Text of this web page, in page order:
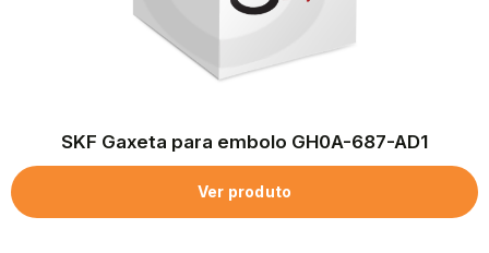
SKF Gaxeta para embolo GH0A-687-AD1
Ver produto